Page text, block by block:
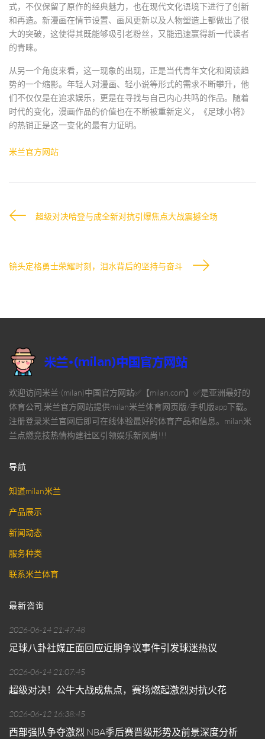
式，不仅保留了原作的经典魅力，也在现代文化语境下进行了创新
和再造。新漫画在情节设置、画风更新以及人物塑造上都做出了很
大的突破，这使得其既能够吸引老粉丝，又能迅速赢得新一代读者
的青睐。
从另一个角度来看，这一现象的出现，正是当代青年文化和阅读趋
势的一个缩影。年轻人对漫画、轻小说等形式的需求不断攀升，他
们不仅仅是在追求娱乐，更是在寻找与自己内心共鸣的作品。随着
时代的变化，漫画作品的价值也在不断被重新定义，《足球小将》
的热销正是这一变化的最有力证明。
米兰官方网站
超级对决哈登与成全新对抗引爆焦点大战震撼全场
镜头定格勇士荣耀时刻，泪水背后的坚持与奋斗
欢迎访问米兰·(milan)中国官方网站✅【milan.com】✅是亚洲最好的
体育公司,米兰官方网站提供milan米兰体育网页版/手机版app下载。
注册登录米兰官网后即可在线体验最好的体育产品和信息。milan米
兰点燃竞技热情构建社区引领娱乐新风尚!!!
导航
知道milan米兰
产品展示
新闻动态
服务种类
联系米兰体育
最新咨询
2026-06-14 21:47:48
足球八卦社媒正面回应近期争议事件引发球迷热议
2026-06-14 21:07:45
超级对决！公牛大战成焦点，赛场燃起激烈对抗火花
2026-06-12 16:38:45
西部强队争夺激烈 NBA季后赛晋级形势及前景深度分析